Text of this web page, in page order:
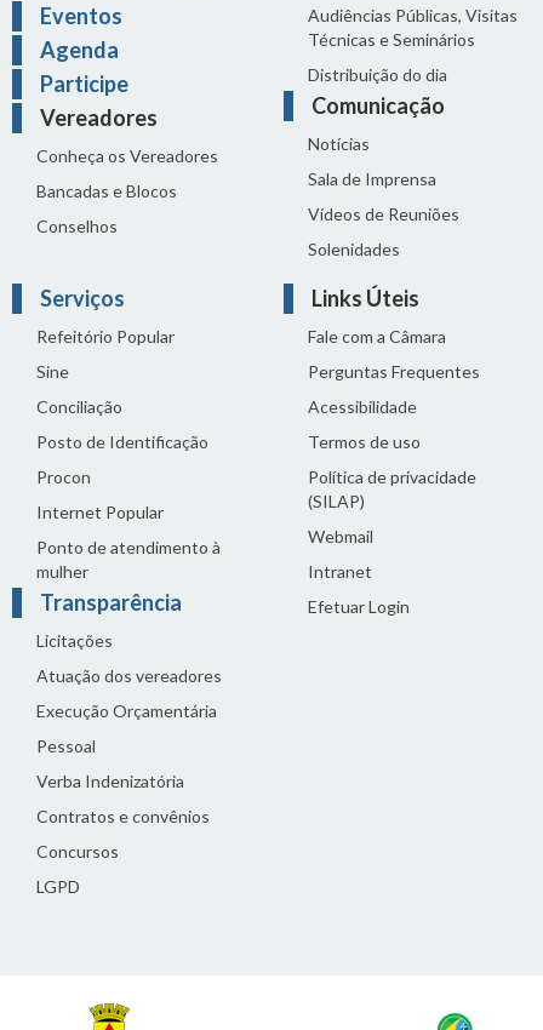
Eventos
Agenda
Participe
Vereadores
Conheça os Vereadores
Bancadas e Blocos
Conselhos
Audiências Públicas, Visitas
Técnicas e Seminários
Distribuição do dia
Comunicação
Notícias
Sala de Imprensa
Vídeos de Reuniões
Solenidades
Serviços
Refeitório Popular
Sine
Conciliação
Posto de Identificação
Procon
Internet Popular
Ponto de atendimento à
mulher
Transparência
Licitações
Atuação dos vereadores
Execução Orçamentária
Pessoal
Verba Indenizatória
Contratos e convênios
Concursos
LGPD
Links Úteis
Fale com a Câmara
Perguntas Frequentes
Acessibilidade
Termos de uso
Política de privacidade
(SILAP)
Webmail
Intranet
Efetuar Login